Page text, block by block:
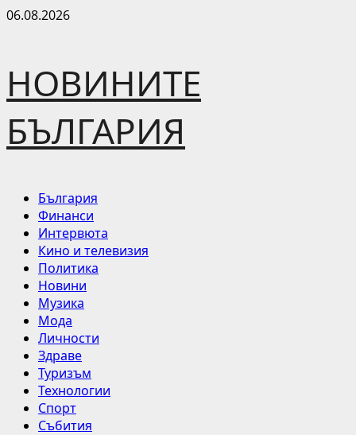
Skip
06.08.2026
НОВИНИТЕ
БЪЛГАРИЯ
Primary
Menu
България
Финанси
Интервюта
Кино и телевизия
Политика
Новини
Музика
Мода
Личности
Здраве
Туризъм
Технологии
Спорт
Събития